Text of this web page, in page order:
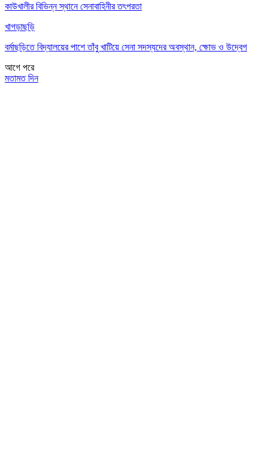
কাউখালীর বিভিন্ন স্থানে সেনাবাহিনীর তৎপরতা
খাগড়াছড়ি
বর্মাছড়িতে বিদ্যালয়ের পাশে তাঁবু খাটিয়ে সেনা সদস্যদের অবস্থান, ক্ষোভ ও উদ্বেগ
আগে পরে
মতামত দিন